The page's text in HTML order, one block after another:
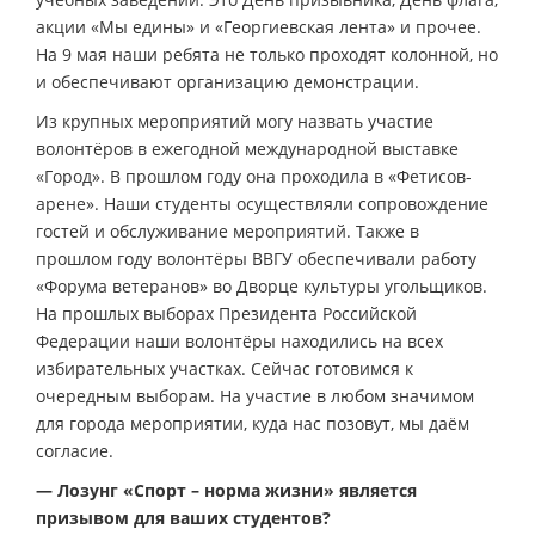
акции «Мы едины» и «Георгиевская лента» и прочее.
На 9 мая наши ребята не только проходят колонной, но
и обеспечивают организацию демонстрации.
Из крупных мероприятий могу назвать участие
волонтёров в ежегодной международной выставке
«Город». В прошлом году она проходила в «Фетисов-
арене». Наши студенты осуществляли сопровождение
гостей и обслуживание мероприятий. Также в
прошлом году волонтёры ВВГУ обеспечивали работу
«Форума ветеранов» во Дворце культуры угольщиков.
На прошлых выборах Президента Российской
Федерации наши волонтёры находились на всех
избирательных участках. Сейчас готовимся к
очередным выборам. На участие в любом значимом
для города мероприятии, куда нас позовут, мы даём
согласие.
— Лозунг «Спорт – норма жизни» является
призывом для ваших студентов?